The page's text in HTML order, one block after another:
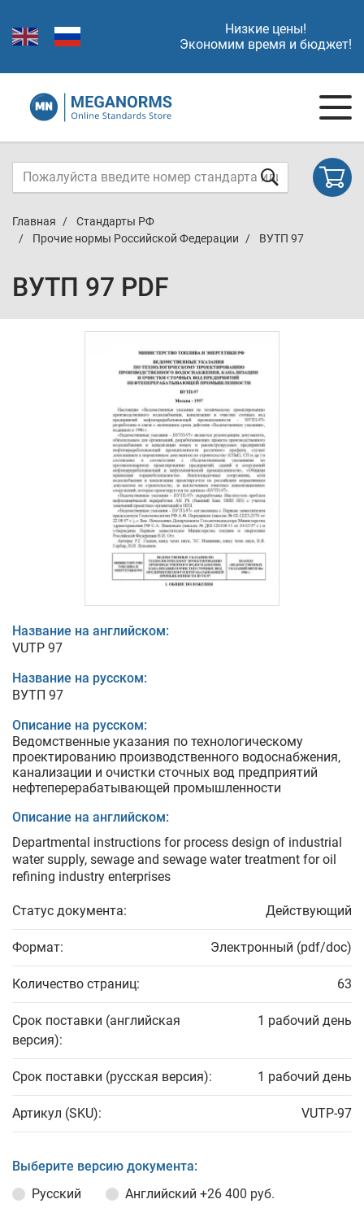
Низкие цены!
Экономим время и бюджет!
Главная
Стандарты РФ
Прочие нормы Российской Федерации
ВУТП 97
ВУТП 97 PDF
Название на английском:
VUTP 97
Название на русском:
ВУТП 97
Описание на русском:
Ведомственные указания по технологическому
проектированию производственного водоснабжения,
канализации и очистки сточных вод предприятий
нефтеперерабатывающей промышленности
Описание на английском:
Departmental instructions for process design of industrial
water supply, sewage and sewage water treatment for oil
refining industry enterprises
Статус документа: Действующий
Формат: Электронный (pdf/doc)
Количество страниц: 63
Срок поставки (английская
версия):
1 рабочий день
Срок поставки (русская версия): 1 рабочий день
Артикул (SKU): VUTP-97
Выберите версию документа:
Русский
Английский +26 400 руб.